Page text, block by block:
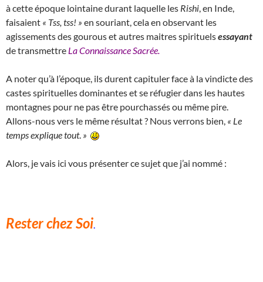
à cette époque lointaine durant laquelle les Rishi , en Inde,
faisaient « Tss, tss! » en souriant, cela en observant les
agissements des gourous et autres maitres spirituelsessayant
de transmettre La Connaissance Sacrée.
A noter qu’à l’époque, ils durent capituler face à la vindicte des
castes spirituelles dominantes et se réfugier dans les hautes
montagnes pour ne pas être pourchassés ou même pire.
Allons-nous vers le même résultat ? Nous verrons bien, « Le
temps explique tout. »
Alors, je vais ici vous présenter ce sujet que j’ai nommé :
Rester chez Soi